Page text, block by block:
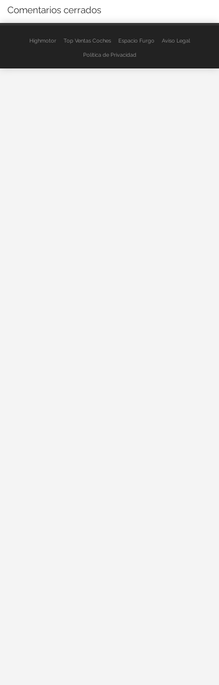
Comentarios cerrados
Highmotor Top Ventas Coches Espacio Furgo Aviso Legal
Política de Privacidad